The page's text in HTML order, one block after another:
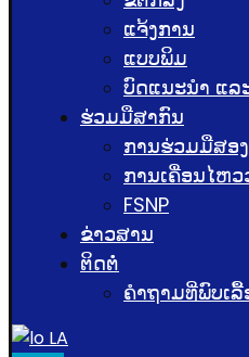
ແຈ້ງການ
ແບບພິມ
ບົດແນະນໍາ ແລ
ຮ່ວມມືສາກົນ
ການຮ່ວມມືສອ
ການເຄື່ອນໄຫ
FSNP
ຂ່າວສານ
ຕິດຕໍ່
ຄຳຖາມທີ່ພົບເ
LA